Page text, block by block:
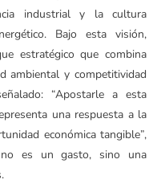
industrial y la cultura
Bajo esta visión,
estratégico que combina
ambiental y competitividad
“Apostarle a esta
una respuesta a la
económica tangible”,
no es un gasto, sino una